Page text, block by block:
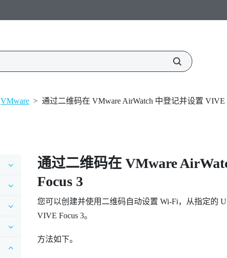
VMware > 通过二维码在 VMware AirWatch 中登记并设置 VIVE
通过二维码在 VMware
Focus 3
您可以创建并使用二维码自动设置 Wi‍-Fi，从指定的
VIVE Focus 3。
方法如下。